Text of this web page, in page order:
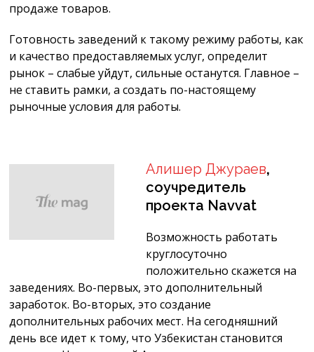
продаже товаров.
Готовность заведений к такому режиму работы, как
и качество предоставляемых услуг, определит
рынок – слабые уйдут, сильные останутся. Главное –
не ставить рамки, а создать по-настоящему
рыночные условия для работы.
Алишер Джураев,
соучредитель
проекта Navvat
Возможность работать
круглосуточно
положительно скажется на
заведениях. Во-первых, это дополнительный
заработок. Во-вторых, это создание
дополнительных рабочих мест. На сегодняшний
день все идет к тому, что Узбекистан становится